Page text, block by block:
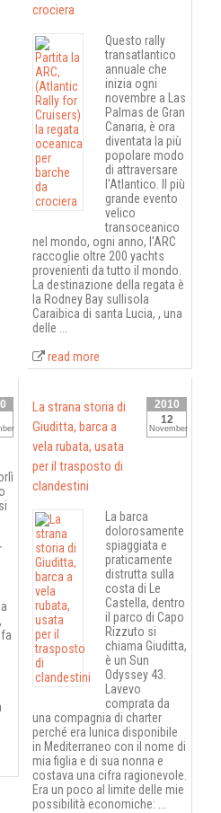
crociera
Questo rally
transatlantico
annuale che
inizia ogni
novembre a Las
Palmas de Gran
Canaria, è ora
diventata la più
popolare modo
di attraversare
l'Atlantico. Il più
grande evento
velico
transoceanico
nel mondo, ogni anno, l'ARC
raccoglie oltre 200 yachts
provenienti da tutto il mondo.
La destinazione della regata è
la Rodney Bay sullisola
Caraibica di santa Lucia, , una
delle ...
read more
2010
12
November
La strana storia di
Giuditta, barca a
vela rubata, usata
per il trasposto di
clandestini
La barca
dolorosamente
spiaggiata e
praticamente
distrutta sulla
costa di Le
Castella, dentro
il parco di Capo
Rizzuto si
chiama Giuditta,
è un Sun
Odyssey 43.
Lavevo
comprata da
una compagnia di charter
perché era lunica disponibile
in Mediterraneo con il nome di
mia figlia e di sua nonna e
costava una cifra ragionevole.
Era un poco al limite delle mie
possibilità economiche: ...